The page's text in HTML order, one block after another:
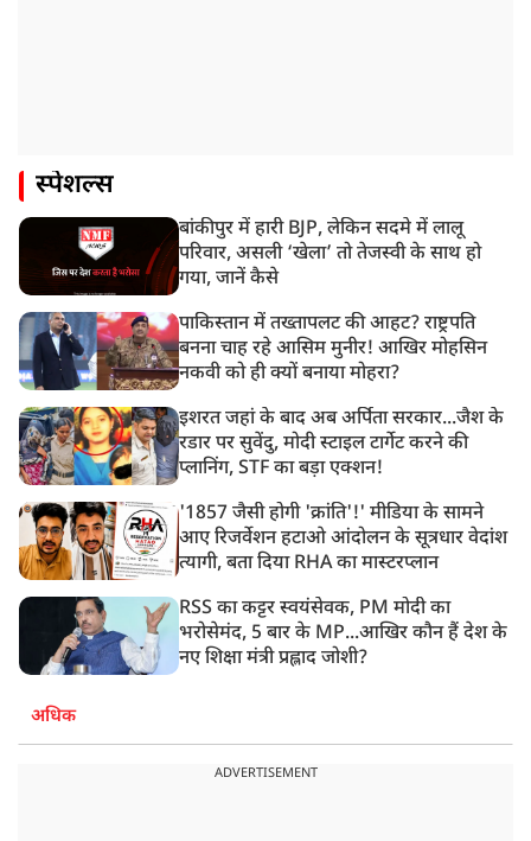
स्पेशल्स
बांकीपुर में हारी BJP, लेकिन सदमे में लालू
परिवार, असली ‘खेला’ तो तेजस्वी के साथ हो
गया, जानें कैसे
पाकिस्तान में तख्तापलट की आहट? राष्ट्रपति
बनना चाह रहे आसिम मुनीर! आखिर मोहसिन
नकवी को ही क्यों बनाया मोहरा?
इशरत जहां के बाद अब अर्पिता सरकार...जैश के
रडार पर सुवेंदु, मोदी स्टाइल टार्गेट करने की
प्लानिंग, STF का बड़ा एक्शन!
'1857 जैसी होगी 'क्रांति'!' मीडिया के सामने
आए रिजर्वेशन हटाओ आंदोलन के सूत्रधार वेदांश
त्यागी, बता दिया RHA का मास्टरप्लान
RSS का कट्टर स्वयंसेवक, PM मोदी का
भरोसेमंद, 5 बार के MP...आखिर कौन हैं देश के
नए शिक्षा मंत्री प्रह्लाद जोशी?
अधिक
ADVERTISEMENT